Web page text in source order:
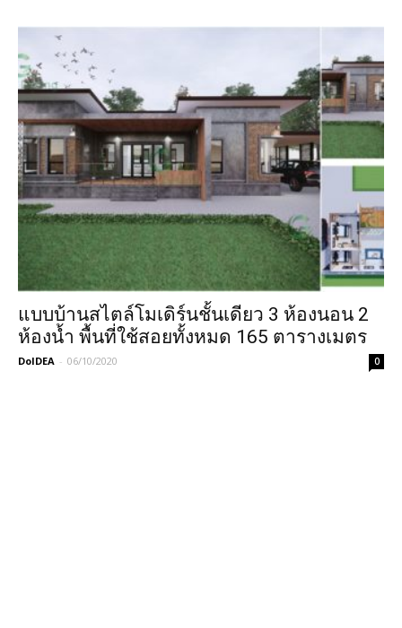
แบบบ้านสไตล์โมเดิร์นชั้นเดียว 3 ห้องนอน 2
ห้องน้ำ พื้นที่ใช้สอยทั้งหมด 165 ตารางเมตร
DoIDEA - 06/10/2020 0